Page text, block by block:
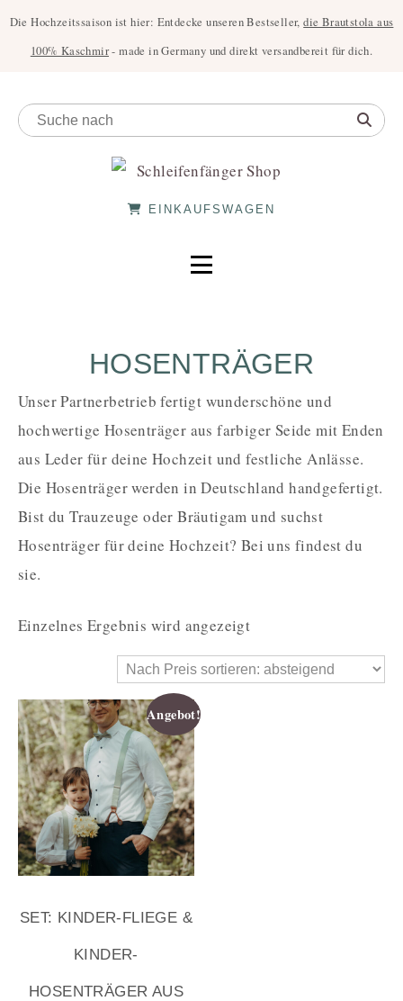
Die Hochzeitssaison ist hier: Entdecke unseren Bestseller,die Brautstola aus
100% Kaschmir- made in Germany und direkt versandbereit für dich.
EINKAUFSWAGEN
HOSENTRÄGER
Unser Partnerbetrieb fertigt wunderschöne und
hochwertige Hosenträger aus farbiger Seide mit Enden
aus Leder für deine Hochzeit und festliche Anlässe.
Die Hosenträger werden in Deutschland handgefertigt.
Bist du Trauzeuge oder Bräutigam und suchst
Hosenträger für deine Hochzeit? Bei uns findest du
sie.
Einzelnes Ergebnis wird angezeigt
Angebot!
SET: KINDER-FLIEGE &
KINDER-
HOSENTRÄGER AUS